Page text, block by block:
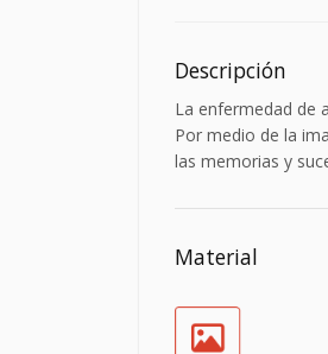
Descripción
La enfermedad de
Por medio de la
las memorias y
Material